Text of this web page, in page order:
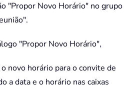
"Propor Novo Horário" no grupo
"Propor Novo Horário",
novo horário para o convite de
a data e o horário nas caixas